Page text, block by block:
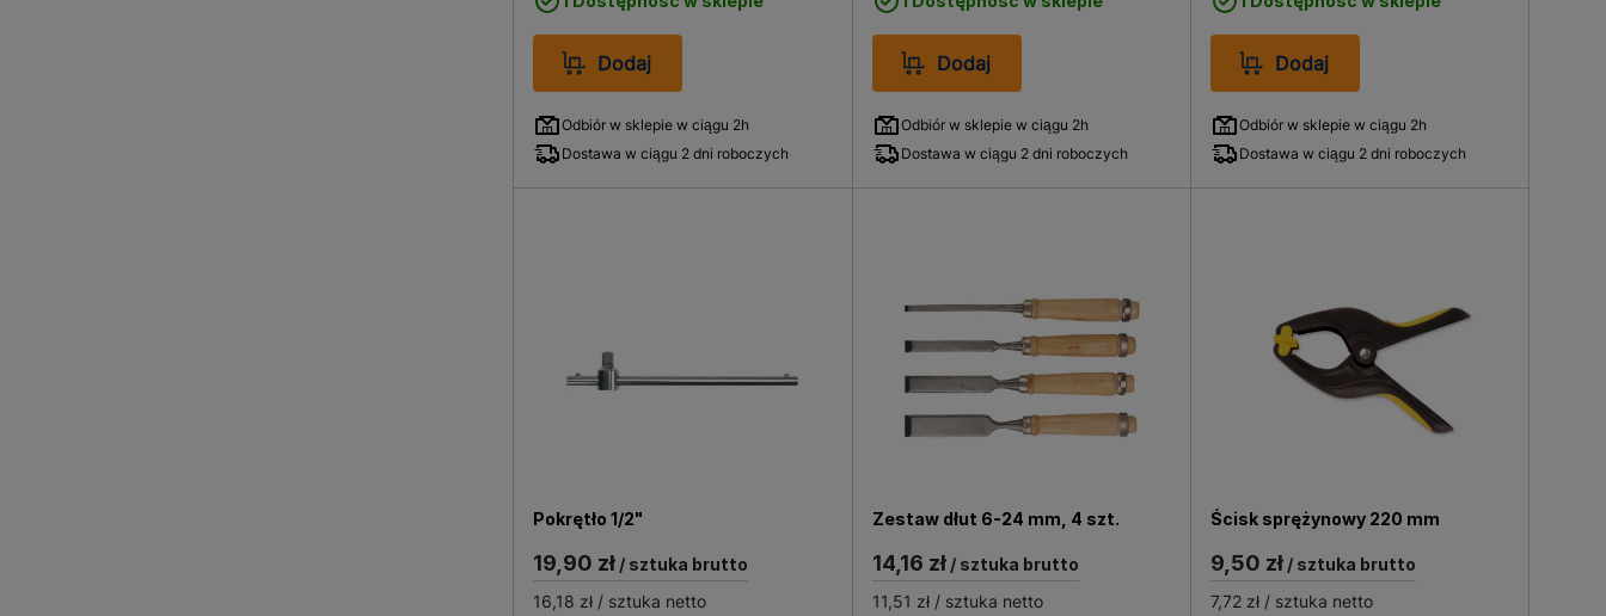
Dodaj
Odbiór w sklepie w ciągu 2h
Dostawa w ciągu 2 dni roboczych
Dodaj
Odbiór w sklepie w ciągu 2h
Dostawa w ciągu 2 dni roboczych
Dodaj
Odbiór w sklepie w ciągu 2h
Dostawa w ciągu 2 dni roboczych
Pokrętło 1/2"
19,90 zł/ sztuka brutto
16,18 zł/ sztuka netto
Zestaw dłut 6-24 mm, 4 szt.
14,16 zł/ sztuka brutto
11,51 zł/ sztuka netto
Ścisk sprężynowy 220 mm
9,50 zł / sztuka brutto
7,72 zł / sztuka netto